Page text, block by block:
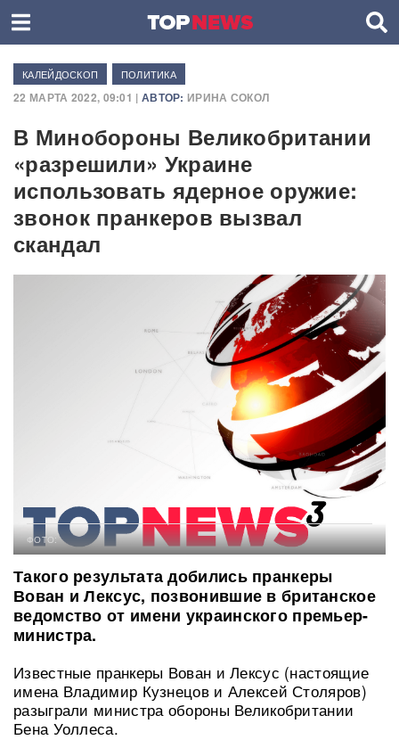
КАЛЕЙДОСКОП ПОЛИТИКА
22 МАРТА 2022, 09:01 | АВТОР: ИРИНА СОКОЛ
В Минобороны Великобритании
«разрешили» Украине
использовать ядерное оружие:
звонок пранкеров вызвал
скандал
ФОТО:
Такого результата добились пранкеры
Вован и Лексус, позвонившие в британское
ведомство от имени украинского премьер-
министра.
Известные пранкеры Вован и Лексус (настоящие
имена Владимир Кузнецов и Алексей Столяров)
разыграли министра обороны Великобритании
Бена Уоллеса.